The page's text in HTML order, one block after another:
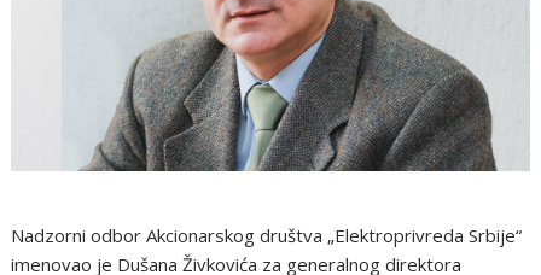
Nadzorni odbor Akcionarskog društva „Elektroprivreda Srbije“
imenovao je Dušana Živkovića za generalnog direktora